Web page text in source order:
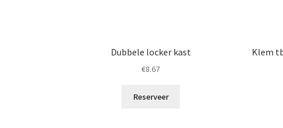
Dubbele locker kast
€8.67
Reserveer
Klem